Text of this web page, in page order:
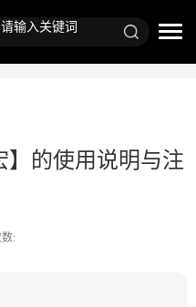
】的使用说明与注
: